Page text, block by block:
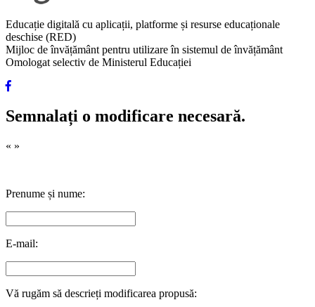
Educație digitală cu aplicații, platforme și resurse educaționale
deschise (RED)
Mijloc de învățământ pentru utilizare în sistemul de învățământ
Omologat selectiv de Ministerul Educației
Semnalați o modificare necesară.
« »
Prenume și nume:
E-mail:
Vă rugăm să descrieți modificarea propusă: